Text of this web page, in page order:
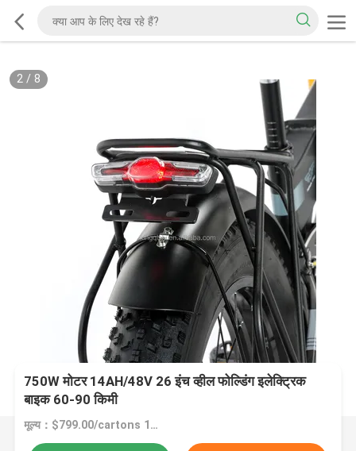
2/ 8
750W मोटर 14AH/48V 26 इंच व्हील फोल्डिंग इलेक्ट्रिक
बाइक 60-90 किमी
मूल्य：$799.00/cartons 1-49 cartons